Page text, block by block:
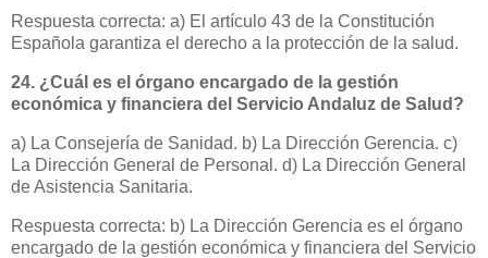
Respuesta correcta: a) El artículo 43 de la Constitución
Española garantiza el derecho a la protección de la salud.
24. ¿Cuál es el órgano encargado de la gestión
económica y financiera del Servicio Andaluz de Salud?
a) La Consejería de Sanidad. b) La Dirección Gerencia. c)
La Dirección General de Personal. d) La Dirección General
de Asistencia Sanitaria.
Respuesta correcta: b) La Dirección Gerencia es el órgano
encargado de la gestión económica y financiera del Servicio